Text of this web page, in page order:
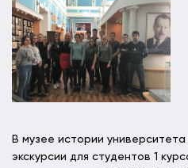
В музее истории
экскурсии для студентов 1